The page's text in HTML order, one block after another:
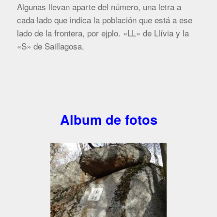
Algunas llevan aparte del número, una letra a
cada lado que indica la población que está a ese
lado de la frontera, por ejplo. «LL» de Llívia y la
«S» de Saillagosa.
Album de fotos